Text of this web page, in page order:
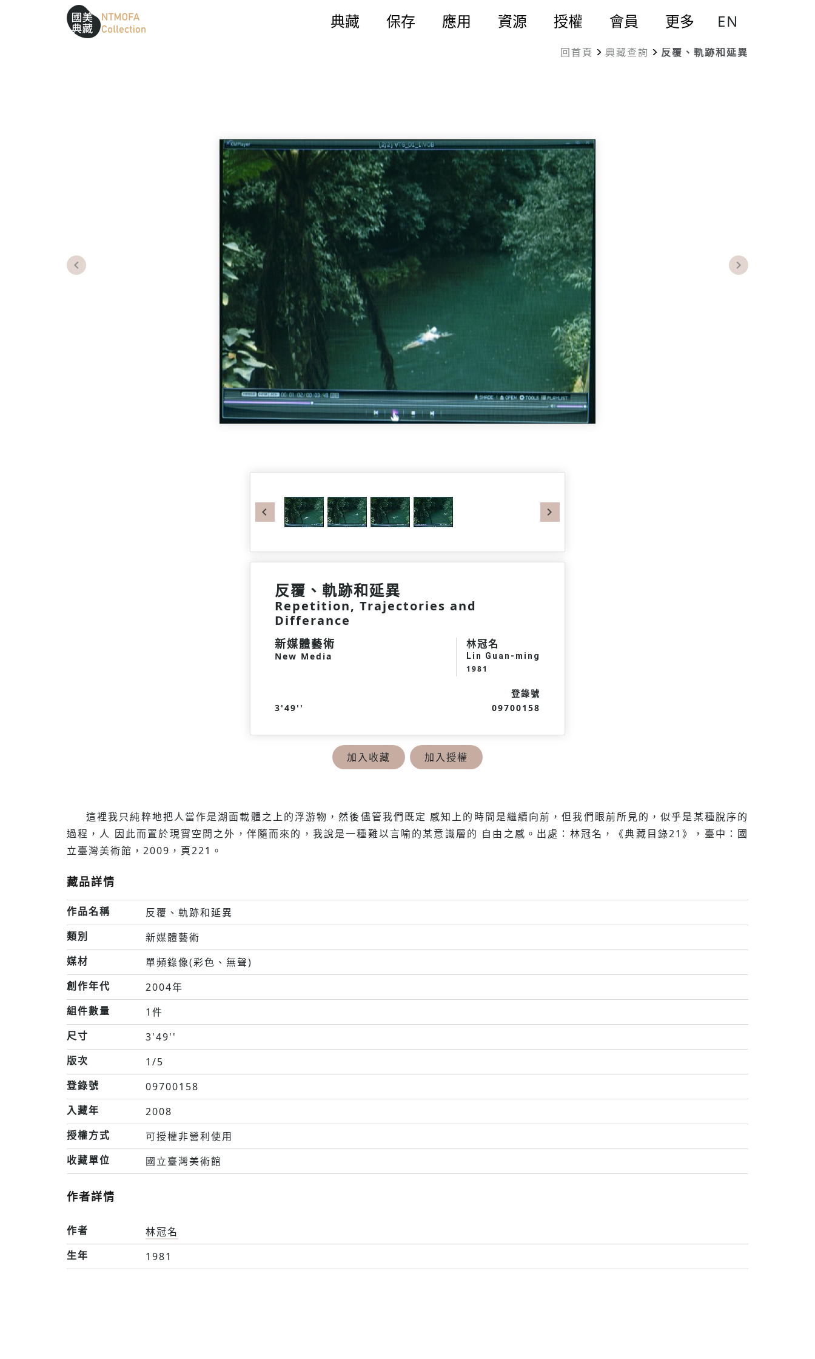
跳到中間主要內容區
網站導覽
::: 典藏 保存 應用 資源 授權 會員 更多 EN
回首頁 典藏查詢 反覆、軌跡和延異
Previous
反覆、軌跡和延異
Repetition, Trajectories and
Differance
新媒體藝術
New Media
林冠名
Lin Guan-ming
1981
3'49''
登錄號
09700158
加入收藏 加入授權
這裡我只純粹地把人當作是湖面載體之上的浮游物，然後儘管我們既定 感知上的時間是繼續向前，但我們眼前所見的，似乎是某種脫序的
過程，人 因此而置於現實空間之外，伴隨而來的，我說是一種難以言喻的某意識層的 自由之感。出處：林冠名，《典藏目錄21》，臺中：國
立臺灣美術館，2009，頁221。
藏品詳情
作品名稱
反覆、軌跡和延異
類別
新媒體藝術
媒材
單頻錄像(彩色、無聲)
創作年代
2004年
組件數量
1件
尺寸
3'49''
版次
1/5
登錄號
09700158
入藏年
2008
授權方式
可授權非營利使用
收藏單位
國立臺灣美術館
作者詳情
作者
林冠名
生年
1981